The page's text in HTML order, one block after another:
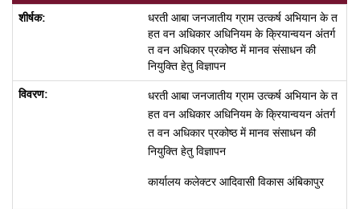
धरती आबा जनजातीय ग्राम उत्कर्ष अभियान के त
हत वन अधिकार अधिनियम के क्रियान्वयन अंतर्ग
त वन अधिकार प्रकोष्ठ में मानव संसाधन की
नियुक्ति हेतु विज्ञापन
धरती आबा जनजातीय ग्राम उत्कर्ष अभियान के त
हत वन अधिकार अधिनियम के क्रियान्वयन अंतर्ग
त वन अधिकार प्रकोष्ठ में मानव संसाधन की
नियुक्ति हेतु विज्ञापन
कार्यालय कलेक्टर आदिवासी विकास अंबिकापुर